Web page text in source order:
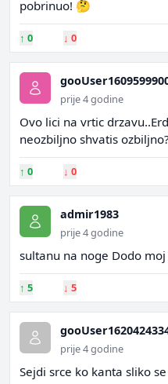
pobrinuo! 🤔
↑ 0 ↓ 0
prije 4 godine
Ovo lici na vrtic
neozbiljno shvatis
↑ 0 ↓ 0
admir1983
prije 4 godine
sultanu na noge Dodo moj
↑ 5 ↓ 5
prije 4 godine
Sejdi srce ko kanta sliko